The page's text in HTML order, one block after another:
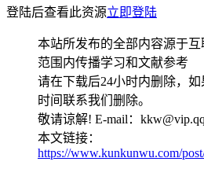
登陆后查看此资源立即登陆
本站所发布的全部内容源于
范围内传播学习和文献参考
请在下载后24小时内删除，
时间联系我们删除。
敬请谅解! E-mail：
本文链接：
https://www.kunkunwu.com/